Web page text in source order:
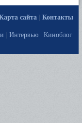
сайта
Контакты
Интервью Киноблог